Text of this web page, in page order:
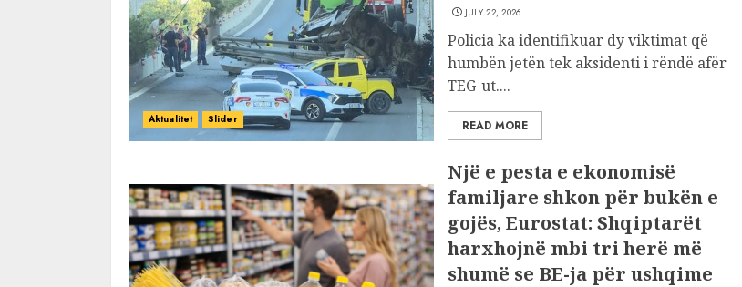
Aktualitet Slider
JULY 22, 2026
Policia ka identifikuar dy viktimat që
humbën jetën tek aksidenti i rëndë afër
TEG-ut....
READ MORE
Një e pesta e ekonomisë
familjare shkon për bukën e
gojës, Eurostat: Shqiptarët
harxhojnë mbi tri herë më
shumë se BE-ja për ushqime